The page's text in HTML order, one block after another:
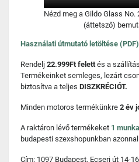
Nézd meg a Gildo Glass No.
(áttetsző)
Használati útmutató letöltése (PDF)
Rendelj 22.999Ft felettés a
Termékeinket semleges, lezárt
biztosítva a teljes DISZKRÉCIÓT.
Minden motoros termékünkre 2 év
A raktáron lévő termékeket 1
budapesti szexshopunkban
Cím: 1097 Budapest, Ecseri út 14-